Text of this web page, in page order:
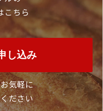
こちら
し込み
気軽に
ださい